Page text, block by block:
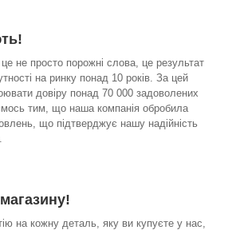
не просто порожні слова, це результат
на ринку понад 10 років. За цей
довіру понад 70 000 задоволених
тим, що наша компанія обробила
що підтверджує нашу надійність
на кожну деталь, яку ви купуєте у нас,